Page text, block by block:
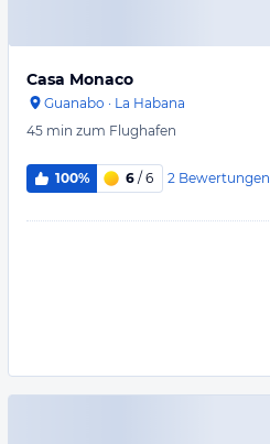
Casa Monaco
Guanabo · La Habana
45 min zum Flughafen
100% 6 / 6 2 Bewertungen